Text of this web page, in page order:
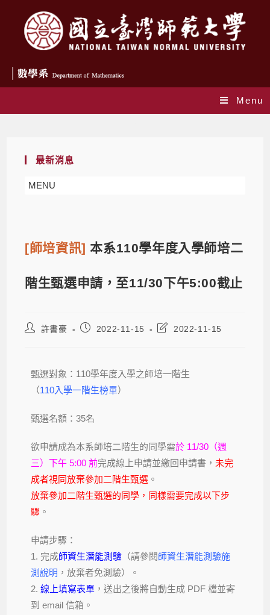
Menu
最新消息
MENU
[師培資訊]本系110學年度入學師培二
階生甄選申請，至11/30下午5:00截止
許書豪 2022-11-15 2022-11-15
甄選對象：110學年度入學之師培一階生
（110入學一階生榜單）
甄選名額：35名
欲申請成為本系師培二階生的同學需於 11/30（週
三）下午 5:00 前完成線上申請並繳回申請書， 未完
成者視同放棄參加二階生甄選 。
放棄參加二階生甄選的同學，同樣需要完成以下步
驟 。
申請步驟：
1. 完成師資生潛能測驗 （請參閱師資生潛能測驗施
測說明 ，放棄者免測驗）。
2.線上填寫表單 ，送出之後將自動生成 PDF 檔並寄
到 email 信箱。